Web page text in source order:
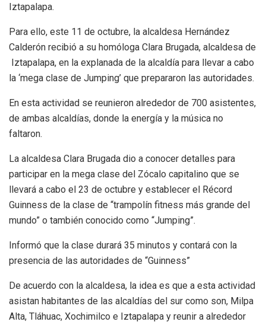
Iztapalapa.
Para ello, este 11 de octubre, la alcaldesa Hernández
Calderón recibió a su homóloga Clara Brugada, alcaldesa de
Iztapalapa, en la explanada de la alcaldía para llevar a cabo
la ‘mega clase de Jumping’ que prepararon las autoridades.
En esta actividad se reunieron alrededor de 700 asistentes,
de ambas alcaldías, donde la energía y la música no
faltaron.
La alcaldesa Clara Brugada dio a conocer detalles para
participar en la mega clase del Zócalo capitalino que se
llevará a cabo el 23 de octubre y establecer el Récord
Guinness de la clase de “trampolín fitness más grande del
mundo” o también conocido como “Jumping”.
Informó que la clase durará 35 minutos y contará con la
presencia de las autoridades de “Guinness”
De acuerdo con la alcaldesa, la idea es que a esta actividad
asistan habitantes de las alcaldías del sur como son, Milpa
Alta, Tláhuac, Xochimilco e Iztapalapa y reunir a alrededor